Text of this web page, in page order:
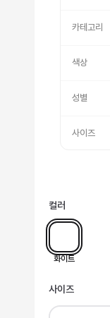
카테고리
색상
성별
사이즈
컬러
화이트
사이즈